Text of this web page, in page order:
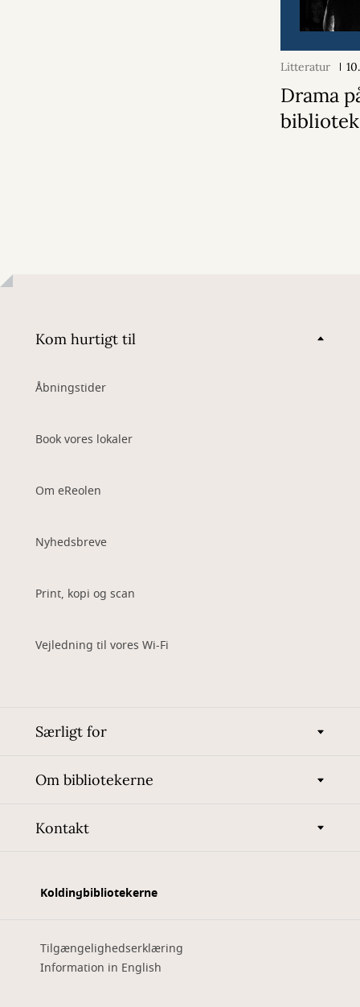
Litteratur
Drama
Kom hurtigt til
Åbningstider
Book vores lokaler
Om eReolen
Nyhedsbreve
Print, kopi og scan
Vejledning til vores Wi-Fi
Særligt for
Om bibliotekerne
Kontakt
Koldingbibliotekerne
Tilgængelighedserklæring
Information in English